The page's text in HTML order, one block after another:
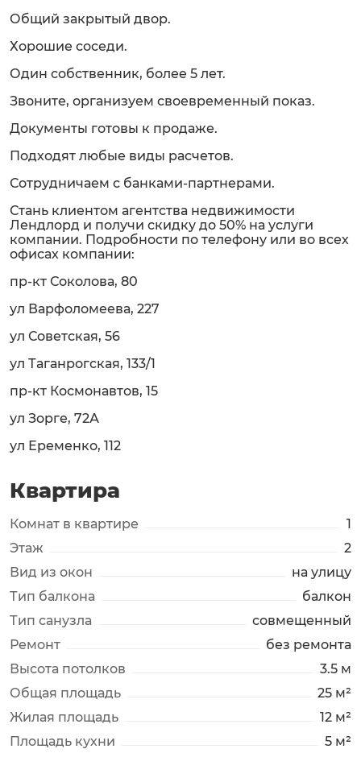
Общий закрытый двор.
Хорошие соседи.
Один собственник, более 5 лет.
Звоните, организуем своевременный показ.
Документы готовы к продаже.
Подходят любые виды расчетов.
Сотрудничаем с банками-партнерами.
Стань клиентом агентства недвижимости
Лендлорд и получи скидку до 50% на услуги
компании. Подробности по телефону или во всех
офисах компании:
пр-кт Соколова, 80
ул Варфоломеева, 227
ул Советская, 56
ул Таганрогская, 133/1
пр-кт Космонавтов, 15
ул Зорге, 72А
ул Еременко, 112
Квартира
Комнат в квартире
1
Этаж
2
Вид из окон
на улицу
Тип балкона
балкон
Тип санузла
совмещенный
Ремонт
без ремонта
Высота потолков
3.5 м
Общая площадь
25 м²
Жилая площадь
12 м²
Площадь кухни
5 м²